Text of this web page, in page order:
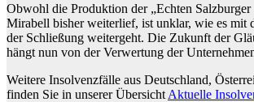
Obwohl die Produktion der „Echten
Mirabell bisher weiterlief, ist unklar, wie es mit
der Schließung weitergeht. Die Zukunft der
hängt nun von der Verwertung der
Weitere Insolvenzfälle aus Deutschland,
finden Sie in unserer Übersicht Aktuelle